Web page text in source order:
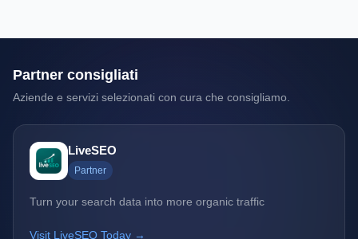
Partner consigliati
Aziende e servizi selezionati con cura che consigliamo.
LiveSEO
Partner
Turn your search data into more organic traffic
Visit LiveSEO Today →